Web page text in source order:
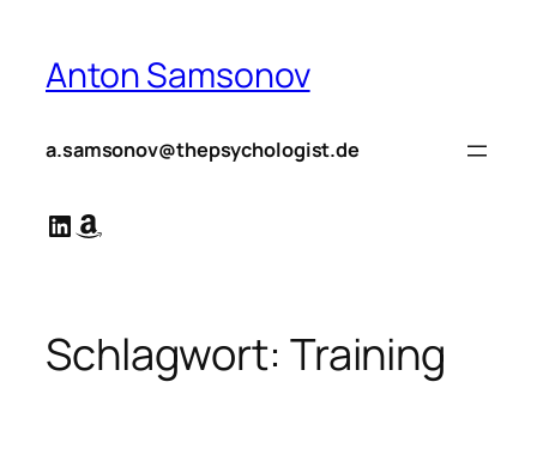
springen
Anton Samsonov
a.samsonov@thepsychologist.de
LinkedIn
Amazon
Schlagwort: Training